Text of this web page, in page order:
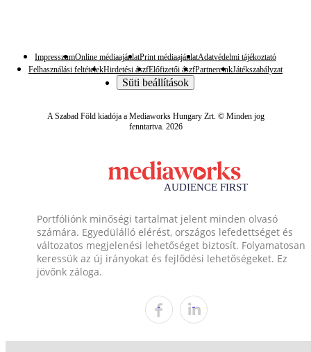
ImpresszumOnline médiaajánlatPrint médiaajánlatAdatvédelmi tájékoztató
Felhasználási feltételekHirdetési ászfElőfizetői ászfPartnereinkJátékszabályzat
Süti beállítások
A Szabad Föld kiadója a Mediaworks Hungary Zrt. © Minden jog
fenntartva. 2026
Portfóliónk minőségi tartalmat jelent minden olvasó
számára. Egyedülálló elérést, országos lefedettséget és
változatos megjelenési lehetőséget biztosít. Folyamatosan
keressük az új irányokat és fejlődési lehetőségeket. Ez
jövőnk záloga.